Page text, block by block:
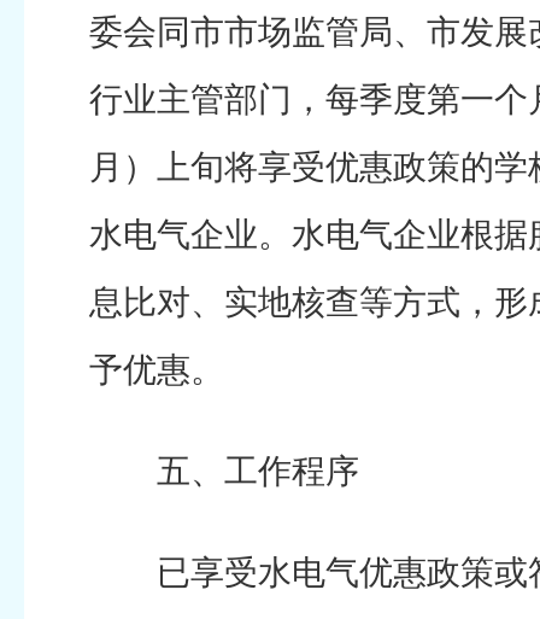
委会同市市场监管局、市发
行业主管部门，每季度第一
月）上旬将享受优惠政策的
水电气企业。水电气企业根
息比对、实地核查等方式，
予优惠。
五、工作程序
已享受水电气优惠政策或